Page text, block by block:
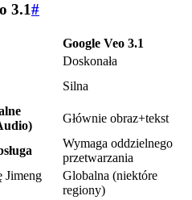
3.1#
Google Veo 3.1
Doskonała
Silna
Głównie obraz+tekst
Wymaga oddzielnego
przetwarzania
Jimeng
Globalna (niektóre
regiony)